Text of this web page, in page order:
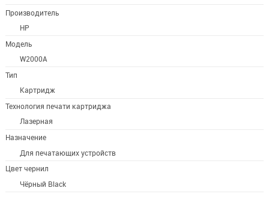
Производитель
HP
Модель
W2000A
Тип
Картридж
Технология печати картриджа
Лазерная
Назначение
Для печатающих устройств
Цвет чернил
Чёрный Black